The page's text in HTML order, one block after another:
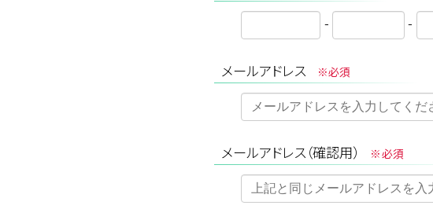
- -
メールアドレス ※必須
メールアドレス（確認用） ※必須